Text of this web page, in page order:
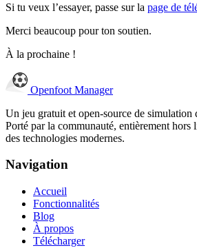
Si tu veux l’essayer, passe sur la page de
Merci beaucoup pour ton soutien.
À la prochaine !
Openfoot Manager
Un jeu gratuit et open-source de simulation
Porté par la communauté, entièrement hors
des technologies modernes.
Navigation
Accueil
Fonctionnalités
Blog
À propos
Télécharger